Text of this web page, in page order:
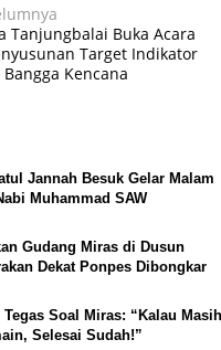
Tanjungbalai Buka Acara
Target Indikator
Kencana
Jannah Besuk Gelar Malam
Muhammad SAW
Gudang Miras di Dusun
Dekat Ponpes Dibongkar
Soal Miras: “Kalau Masih
Selesai Sudah!”